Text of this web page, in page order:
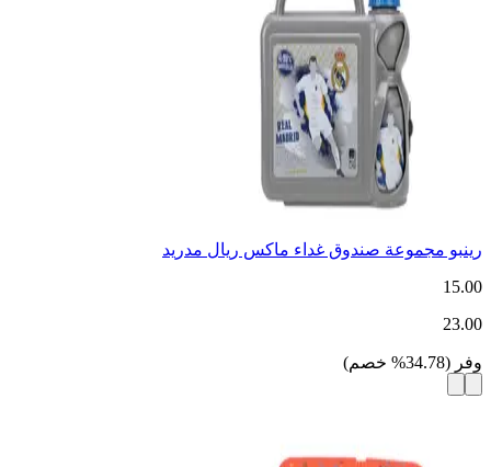
رينبو مجموعة صندوق غداء ماكس ريال مدريد
15.00
23.00
وفر (
34.78
% خصم)